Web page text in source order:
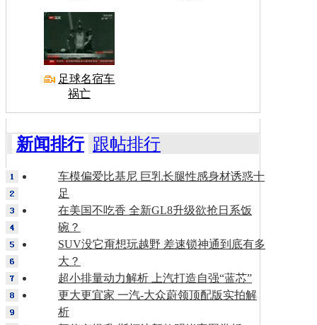
足球名宿车
祸亡
新闻排行 跟帖排行
车模偏爱比基尼 巨乳长腿性感身材诱惑十
足
在美国不吃香 全新GL8升级欲抢日系饭
碗？
SUV没它甭想玩越野 差速锁神通到底有多
大？
超小排量动力解析 上汽打造自强“蓝芯”
更大更宜家 一汽-大众蔚领顶配版实拍解
析